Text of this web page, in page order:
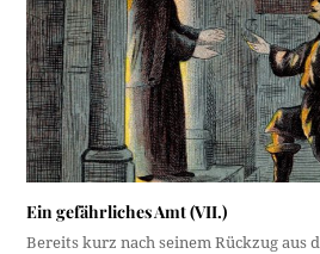
Ein gefährliches Amt (VII.)
Bereits kurz nach seinem Rückzug aus